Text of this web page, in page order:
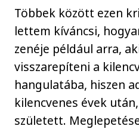
Többek között ezen
lettem kíváncsi,
zenéje például arra,
visszarepíteni a
hangulatába, hiszen
kilencvenes évek
született.